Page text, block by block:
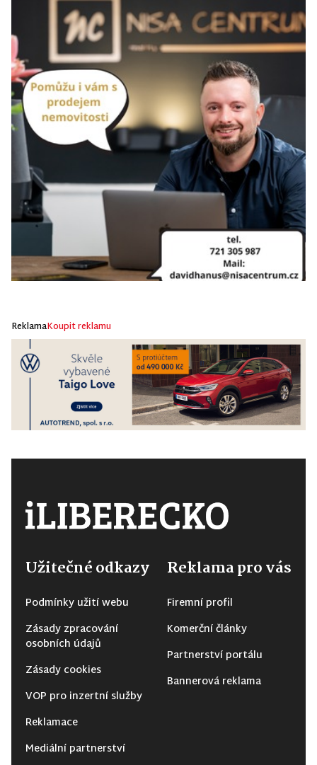
ReklamaKoupit reklamu
Užitečné odkazy
Podmínky užití webu
Zásady zpracování
osobních údajů
Zásady cookies
VOP pro inzertní služby
Reklamace
Mediální partnerství
Reklama pro vás
Firemní profil
Komerční články
Partnerství portálu
Bannerová reklama